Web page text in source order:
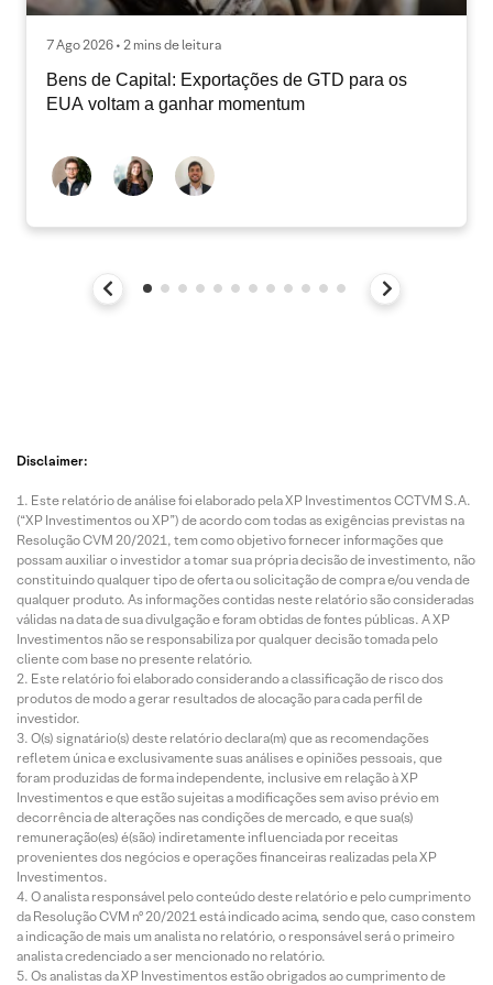
7 Ago 2026 • 2 mins de leitura
Bens de Capital: Exportações de GTD para os
EUA voltam a ganhar momentum
Disclaimer:
Este relatório de análise foi elaborado pela XP Investimentos CCTVM S.A.
(“XP Investimentos ou XP”) de acordo com todas as exigências previstas na
Resolução CVM 20/2021, tem como objetivo fornecer informações que
possam auxiliar o investidor a tomar sua própria decisão de investimento, não
constituindo qualquer tipo de oferta ou solicitação de compra e/ou venda de
qualquer produto. As informações contidas neste relatório são consideradas
válidas na data de sua divulgação e foram obtidas de fontes públicas. A XP
Investimentos não se responsabiliza por qualquer decisão tomada pelo
cliente com base no presente relatório.
Este relatório foi elaborado considerando a classificação de risco dos
produtos de modo a gerar resultados de alocação para cada perfil de
investidor.
O(s) signatário(s) deste relatório declara(m) que as recomendações
refletem única e exclusivamente suas análises e opiniões pessoais, que
foram produzidas de forma independente, inclusive em relação à XP
Investimentos e que estão sujeitas a modificações sem aviso prévio em
decorrência de alterações nas condições de mercado, e que sua(s)
remuneração(es) é(são) indiretamente influenciada por receitas
provenientes dos negócios e operações financeiras realizadas pela XP
Investimentos.
O analista responsável pelo conteúdo deste relatório e pelo cumprimento
da Resolução CVM nº 20/2021 está indicado acima, sendo que, caso constem
a indicação de mais um analista no relatório, o responsável será o primeiro
analista credenciado a ser mencionado no relatório.
Os analistas da XP Investimentos estão obrigados ao cumprimento de